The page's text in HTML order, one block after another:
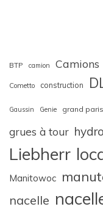
BTP camion Camions
Cometto construction
Gaussin Genie grand
grues à tour
Liebherr
Manitowoc
nacelle